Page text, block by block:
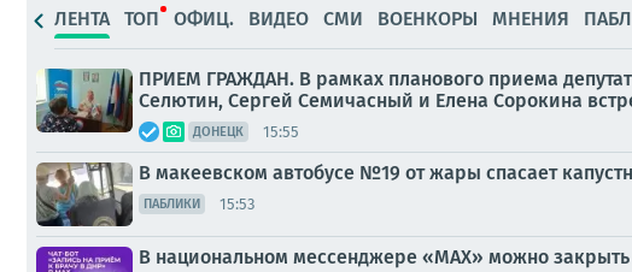
ЛЕНТА ТОП ОФИЦ. ВИДЕО СМИ ВОЕНКОРЫ МНЕНИЯ
ПРИЕМ ГРАЖДАН. В рамках планового приема
Селютин, Сергей Семичасный и Елена Сорокина
ДОНЕЦК 15:55
В макеевском автобусе №19 от жары спасает
ПАБЛИКИ 15:53
В национальном мессенджере «MAX» можно